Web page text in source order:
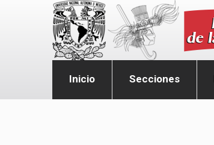
Inicio Secciones